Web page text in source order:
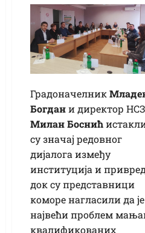
Градоначелник
Богдани директор НСЗ
Милан Боснић
су значај редовног
дијалога између
институција и
док су представници
коморе нагласили да је
највећи проблем
квалификованих